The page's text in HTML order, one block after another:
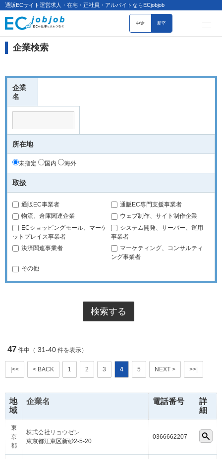
通販ECサイト運営求人・在宅・正社員・アルバイトならECjobjob
中途 新卒
企業検索
企業
名
所在地
未指定 国内 海外
取扱
通販EC事業者
通販EC専門支援事業者
物流、倉庫関連企業
ウェブ制作、サイト制作企業
ECショッピングモール、マーケ
ットプレイス事業者
システム開発、サーバー、運用
事業者
決済関連事業者
マーケティング、コンサルティ
ング事業者
その他
47 件中（ 31-40 件を表示）
|<< < BACK 1 2 3 4 5 NEXT > >>|
地
域
企業名 電話番号
詳
細
東
京
都
株式会社リョウゼン
東京都江東区新砂2-5-20
0366662207